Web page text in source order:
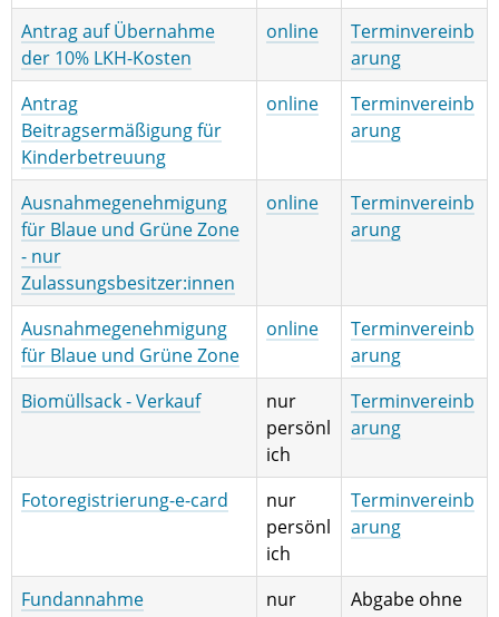
Antrag auf Übernahme
der 10% LKH-Kosten
online
Terminvereinb
arung
Antrag
Beitragsermäßigung für
Kinderbetreuung
online
Terminvereinb
arung
Ausnahmegenehmigung
für Blaue und Grüne Zone
- nur
Zulassungsbesitzer:innen
online
Terminvereinb
arung
Ausnahmegenehmigung
für Blaue und Grüne Zone
online
Terminvereinb
arung
Biomüllsack - Verkauf
nur
persönl
ich
Terminvereinb
arung
Fotoregistrierung-e-card
nur
persönl
ich
Terminvereinb
arung
Fundannahme
nur
Abgabe ohne